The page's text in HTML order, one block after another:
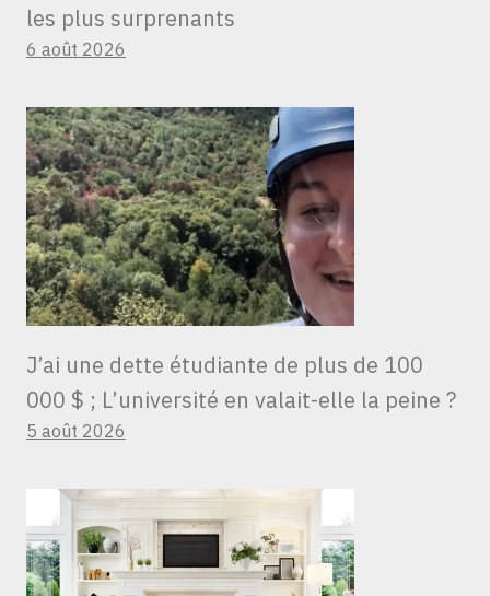
les plus surprenants
6 août 2026
J’ai une dette étudiante de plus de 100
000 $ ; L’université en valait-elle la peine ?
5 août 2026